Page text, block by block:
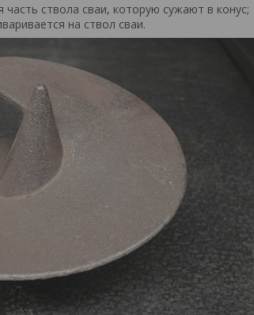
часть ствола сваи, которую сужают в конус;
на ствол сваи.